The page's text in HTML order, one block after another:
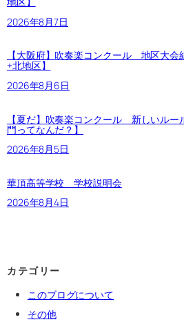
2026年8月7日
【大阪府】吹奏楽コンクール 地区大会
+北地区】
2026年8月6日
【夏だ】吹奏楽コンクール 新しいルー
門ってなんだ？】
2026年8月5日
華頂高等学校 学校説明会
2026年8月4日
カテゴリー
このブログについて
その他